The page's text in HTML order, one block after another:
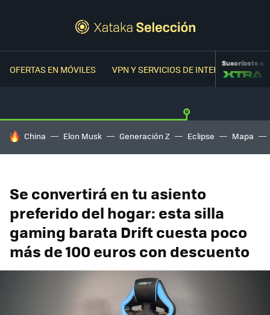
OFERTAS EN MÓVILES VPN Y SERVICIOS DE INTERNETSuscríbete a
HOY SE HABLA DE
China Elon Musk Generación Z Eclipse Mapa
Se convertirá en tu asiento
preferido del hogar: esta silla
gaming barata Drift cuesta poco
más de 100 euros con descuento